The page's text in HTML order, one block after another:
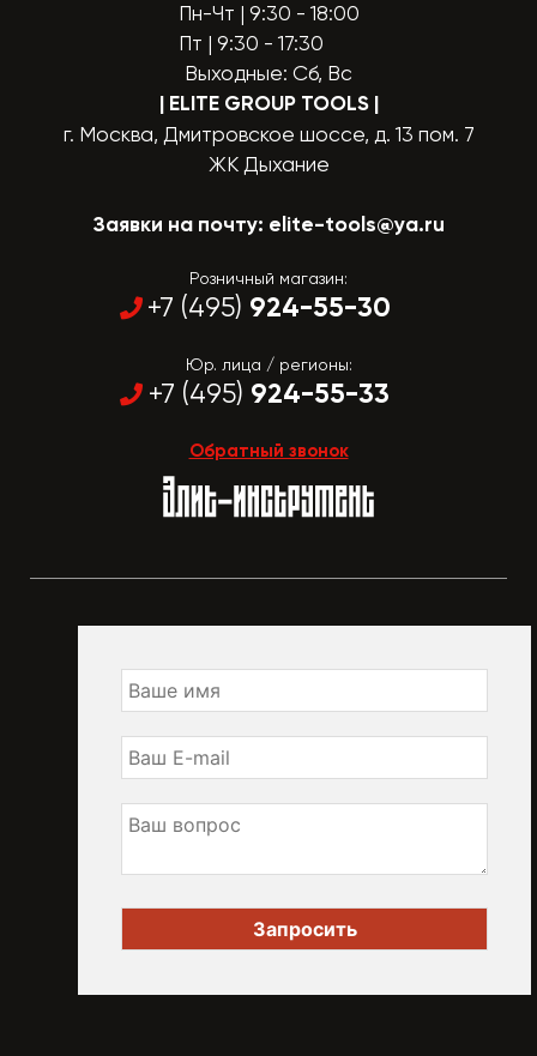
Пн-Чт | 9:30 - 18:00
Пт | 9:30 - 17:30
Выходные: Сб, Вс
| ELITE GROUP TOOLS |
г. Москва, Дмитровское шоссе, д. 13 пом. 7
ЖК Дыхание
Заявки на почту: elite-tools@ya.ru
Розничный магазин:
+7 (495) 924-55-30
Юр. лица / регионы:
+7 (495) 924-55-33
Обратный звонок